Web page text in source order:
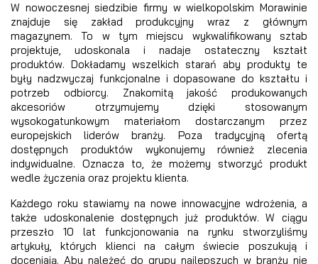
W nowoczesnej siedzibie firmy w wielkopolskim Morawinie
znajduje się zakład produkcyjny wraz z głównym
magazynem. To w tym miejscu wykwalifikowany sztab
projektuje, udoskonala i nadaje ostateczny kształt
produktów. Dokładamy wszelkich starań aby produkty te
były nadzwyczaj funkcjonalne i dopasowane do kształtu i
potrzeb odbiorcy. Znakomitą jakość produkowanych
akcesoriów otrzymujemy dzięki stosowanym
wysokogatunkowym materiałom dostarczanym przez
europejskich liderów branży. Poza tradycyjną ofertą
dostępnych produktów wykonujemy również zlecenia
indywidualne. Oznacza to, że możemy stworzyć produkt
wedle życzenia oraz projektu klienta.
Każdego roku stawiamy na nowe innowacyjne wdrożenia, a
także udoskonalenie dostępnych już produktów. W ciągu
przeszło 10 lat funkcjonowania na rynku stworzyliśmy
artykuły, których klienci na całym świecie poszukują i
doceniają. Aby należeć do grupy najlepszych w branży nie